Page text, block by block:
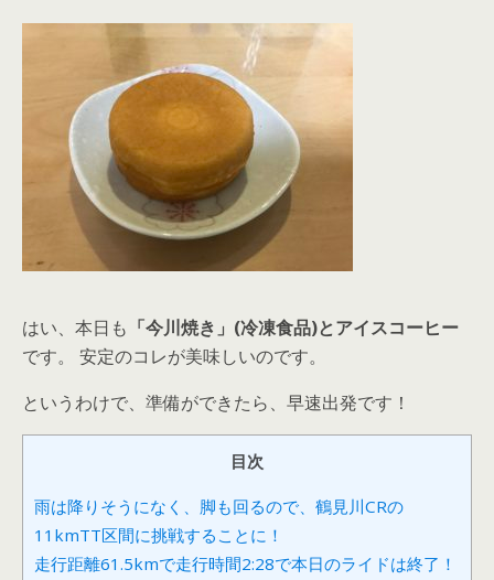
はい、本日も 「今川焼き」(冷凍食品)とアイスコーヒー
です。 安定のコレが美味しいのです。
というわけで、準備ができたら、早速出発です！
目次
雨は降りそうになく、脚も回るので、鶴見川CRの
11kmTT区間に挑戦することに！
走行距離61.5kmで走行時間2:28で本日のライドは終了！